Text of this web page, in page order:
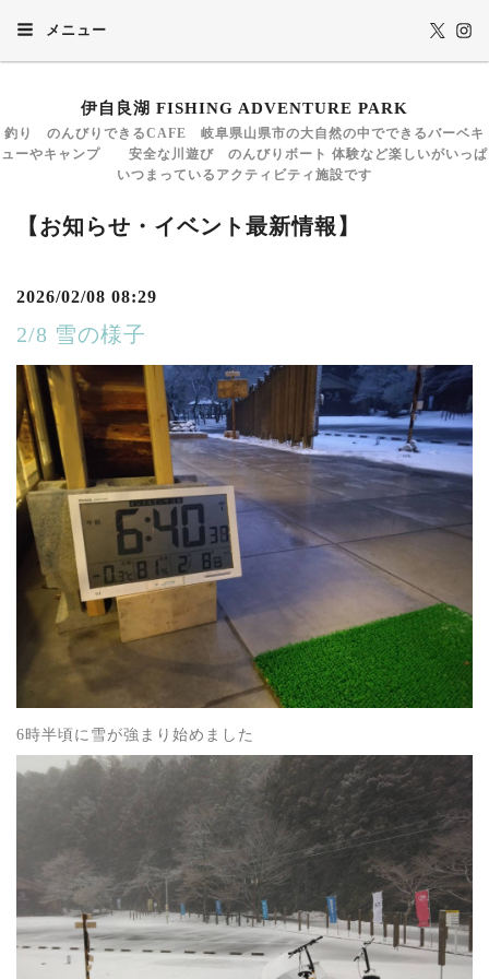
メニュー
伊自良湖 FISHING ADVENTURE PARK
釣り のんびりできるCAFE 岐阜県山県市の大自然の中でできるバーベキ
ューやキャンプ 安全な川遊び のんびりボート 体験など楽しいがいっぱ
いつまっているアクティビティ施設です
【お知らせ・イベント最新情報】
2026/02/08 08:29
2/8 雪の様子
6時半頃に雪が強まり始めました